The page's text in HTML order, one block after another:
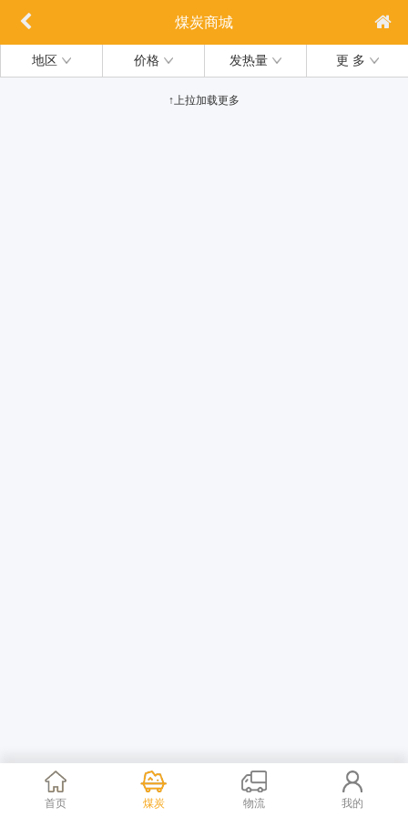
煤炭商城
地区 价格 发热量 更 多
↑上拉加载更多
首页 煤炭 物流 我的